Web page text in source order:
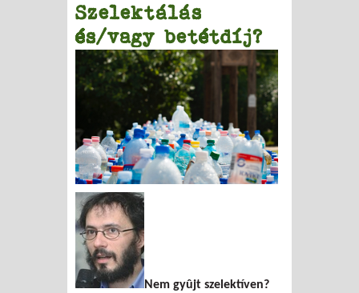
Szelektálás
és/vagy betétdíj?
Nem gyûjt szelektíven?